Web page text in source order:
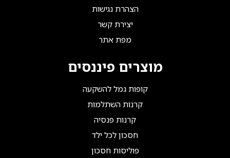
הצהרת נגישות
יצירת קשר
מפת אתר
מוצרים פיננסים
קופות גמל להשקעה
קרנות השתלמות
קרנות פנסיה
חסכון לכל ילד
פוליסות חסכון